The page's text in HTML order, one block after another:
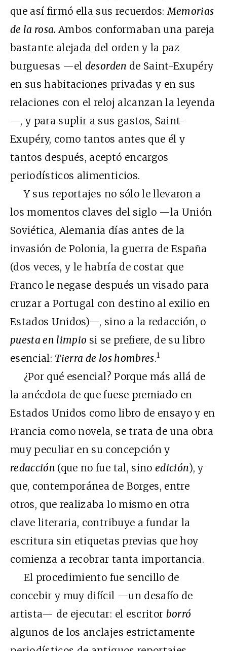
que así firmó ella sus recuerdos: Memorias
de la rosa. Ambos conformaban una pareja
bastante alejada del orden y la paz
burguesas —el desorden de Saint-Exupéry
en sus habitaciones privadas y en sus
relaciones con el reloj alcanzan la leyenda
—, y para suplir a sus gastos, Saint-
Exupéry, como tantos antes que él y
tantos después, aceptó encargos
periodísticos alimenticios.
Y sus reportajes no sólo le llevaron a
los momentos claves del siglo —la Unión
Soviética, Alemania días antes de la
invasión de Polonia, la guerra de España
(dos veces, y le habría de costar que
Franco le negase después un visado para
cruzar a Portugal con destino al exilio en
Estados Unidos)—, sino a la redacción, o
puesta en limpio si se prefiere, de su libro
esencial: Tierra de los hombres.1
¿Por qué esencial? Porque más allá de
la anécdota de que fuese premiado en
Estados Unidos como libro de ensayo y en
Francia como novela, se trata de una obra
muy peculiar en su concepción y
redacción (que no fue tal, sino edición), y
que, contemporánea de Borges, entre
otros, que realizaba lo mismo en otra
clave literaria, contribuye a fundar la
escritura sin etiquetas previas que hoy
comienza a recobrar tanta importancia.
El procedimiento fue sencillo de
concebir y muy difícil —un desafío de
artista— de ejecutar: el escritor borró
algunos de los anclajes estrictamente